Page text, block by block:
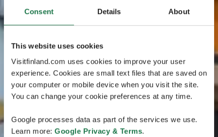
Consent Details About
This website uses cookies
Visitfinland.com uses cookies to improve your user
experience. Cookies are small text files that are saved on
your computer or mobile device when you visit the site.
You can change your cookie preferences at any time.
Google processes data as part of the services we use.
Learn more: Google Privacy & Terms.